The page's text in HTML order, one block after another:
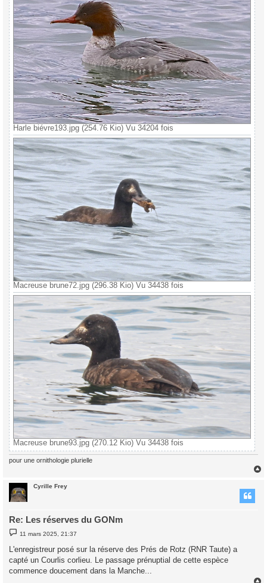
Harle biévre193.jpg (254.76 Kio) Vu 34204 fois
Macreuse brune72.jpg (296.38 Kio) Vu 34438 fois
Macreuse brune93.jpg (270.12 Kio) Vu 34438 fois
pour une ornithologie plurielle
Cyrille Frey
Re: Les réserves du GONm
M
e
s
a
g
e
11 mars 2025, 21:37
L'enregistreur posé sur la réserve des Prés de Rotz (RNR Taute) a
capté un Courlis corlieu. Le passage prénuptial de cette espèce
commence doucement dans la Manche...